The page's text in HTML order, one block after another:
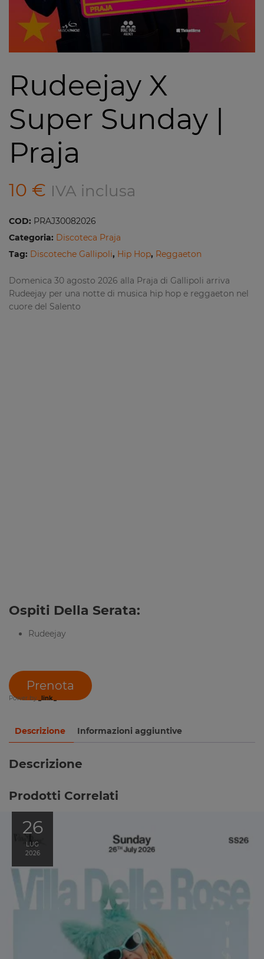
Rudeejay X
Super Sunday |
Praja
10 € IVA inclusa
COD: PRAJ30082026
Categoria: Discoteca Praja
Tag: Discoteche Gallipoli, Hip Hop, Reggaeton
Domenica 30 agosto 2026 alla Praja di Gallipoli arriva
Rudeejay per una notte di musica hip hop e reggaeton nel
cuore del Salento
Ospiti Della Serata:
Rudeejay
Prenota
Power by _link_
Descrizione Informazioni aggiuntive
Descrizione
Prodotti Correlati
26
LUG
2026